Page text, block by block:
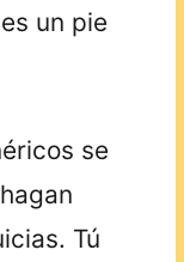
un pie
se
Tú